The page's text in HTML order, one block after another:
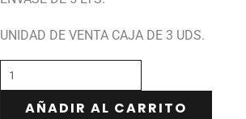
UNIDAD DE VENTA CAJA DE 3 UDS.
AÑADIR AL CARRITO